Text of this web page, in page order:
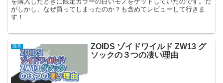
がしかし、なぜ買ってしまったのか？も含めてレビューして行きま
す！
玩具
ZOIDS ゾイドワイルド ZW13 グ
ソックの３つの凄い理由